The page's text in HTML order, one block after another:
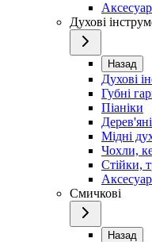
Духові
Назад
Духові
Губні
Піаніки
Мідні
Чохли,
Стійки,
Смичкові
Назад